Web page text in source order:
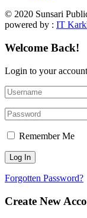
© 2020 Sunsari
powered by : IT
Welcome Back!
Login to your
Remember Me
Forgotten Password?
Create New